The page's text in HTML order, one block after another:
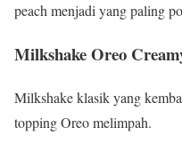
peach menjadi yang paling
Milkshake Oreo
Milkshake klasik yang
topping Oreo melimpah.